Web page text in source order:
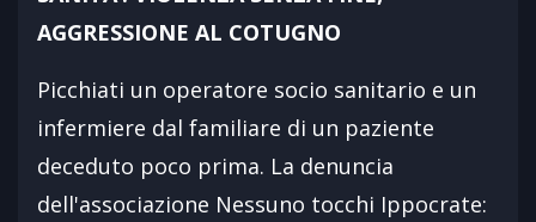
AGGRESSIONE AL COTUGNO
Picchiati un operatore socio sanitario e un
infermiere dal familiare di un paziente
deceduto poco prima. La denuncia
dell'associazione Nessuno tocchi Ippocrate: